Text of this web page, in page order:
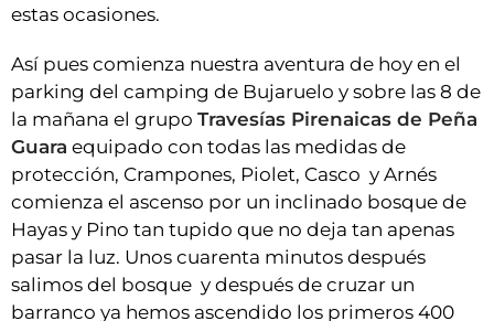
estas ocasiones.
Así pues comienza nuestra aventura de hoy en el
parking del camping de Bujaruelo y sobre las 8 de
la mañana el grupo Travesías Pirenaicas de Peña
Guara equipado con todas las medidas de
protección, Crampones, Piolet, Casco y Arnés
comienza el ascenso por un inclinado bosque de
Hayas y Pino tan tupido que no deja tan apenas
pasar la luz. Unos cuarenta minutos después
salimos del bosque y después de cruzar un
barranco ya hemos ascendido los primeros 400